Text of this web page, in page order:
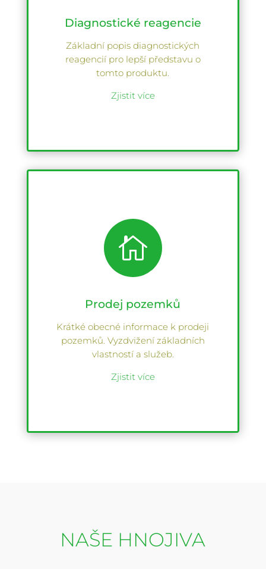
Diagnostické reagencie
Základní popis diagnostických
reagencií pro lepší představu o
tomto produktu.
Zjistit více

Prodej pozemků
Krátké obecné informace k prodeji
pozemků. Vyzdvižení základních
vlastností a služeb.
Zjistit více
NAŠE HNOJIVA